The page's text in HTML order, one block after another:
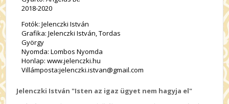
2018-2020
Fotók: Jelenczki István
Grafika: Jelenczki István, Tordas
György
Nyomda: Lombos Nyomda
Honlap: www.jelenczki.hu
Villámposta:jelenczki.istvan@gmail.com
Jelenczki István "Isten az igaz ügyet nem hagyja el"